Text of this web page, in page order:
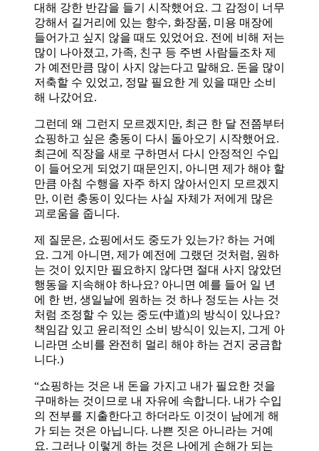
대해 강한 반감을 들기 시작했어요. 그 감정이 너무
강해서 길거리에 있는 향수, 화장품, 미용 매장에
들어가고 싶지 않을 때도 있었어요. 전에 비해 저는
많이 나아졌고, 가족, 친구 등 주변 사람들조차 제
가 예전만큼 많이 사지 않는다고 말해요. 돈을 많이
저축할 수 있었고, 정말 필요한 게 있을 때만 소비
해 나갔어요.
그런데 왜 그런지 모르겠지만, 최근 한 달 전쯤부터
쇼핑하고 싶은 충동이 다시 돌아오기 시작했어요.
최근에 직장을 새로 구하면서 다시 안정적인 수입
이 들어오게 되었기 때문인지, 아니면 제가 해야 할
만큼 아침 수행을 자주 하지 않아서인지 모르겠지
만, 이런 충동이 있다는 사실 자체가 저에게 많은
괴로움을 줍니다.
제 질문은, 쇼핑에서도 중도가 있는가? 하는 거예
요. 그게 아니면, 제가 예전에 그랬던 것처럼, 원하
는 것이 있지만 필요하지 않다면 절대 사지 않았던
행동을 지속해야 하나요? 아니면 예를 들어 일 년
에 한 번, 생일날에 원하는 것 하나 정도는 사는 것
처럼 조정할 수 있는 중도(中道)의 방식이 있나요?
책임감 있고 윤리적인 소비 방식이 있는지, 그게 아
니라면 소비를 완전히 멀리 해야 하는 건지 궁금합
니다.)
“쇼핑하는 것은 내 돈을 가지고 내가 필요한 것을
구매하는 것이므로 내 자유에 속합니다. 내가 수입
의 전부를 지출한다고 하더라도 이것이 남에게 해
가 되는 것은 아닙니다. 나쁜 짓은 아니라는 거예
요. 그러나 이렇게 하는 것은 나에게 손해가 되는